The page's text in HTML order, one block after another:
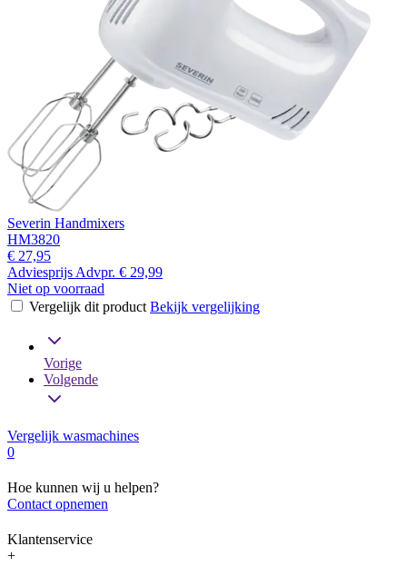
Severin Handmixers
HM3820
€ 27,95
Adviesprijs Advpr. € 29,99
Niet op voorraad
Vergelijk dit product Bekijk vergelijking
Vorige
Volgende
Vergelijk wasmachines
0
Hoe kunnen wij u helpen?
Contact opnemen
Klantenservice
+